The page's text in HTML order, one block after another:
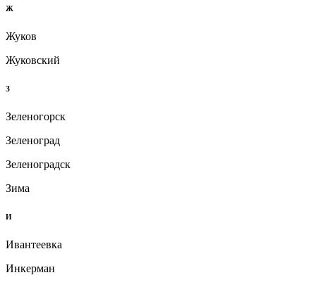
Ж
Жуков
Жуковский
З
Зеленогорск
Зеленоград
Зеленоградск
Зима
И
Ивантеевка
Инкерман